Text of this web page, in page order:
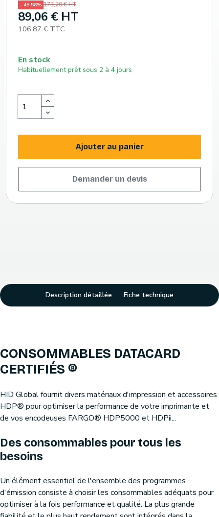
- 48,58% 173,20 € HT
89,06 € HT
106,87 € TTC
En stock
Habituellement prêt sous 2 à 4 jours
Ajouter au panier
Demander un devis
Description détaillée Fiche technique
CONSOMMABLES DATACARD
CERTIFIÉS ®
HID Global fournit divers matériaux d'impression et accessoires
HDP® pour optimiser la performance de votre imprimante et
de vos encodeuses FARGO® HDP5000 et HDPii...
Des consommables pour tous les
besoins
Un élément essentiel de l'ensemble des programmes
d'émission consiste à choisir les consommables adéquats pour
optimiser à la fois performance et qualité. La plus grande